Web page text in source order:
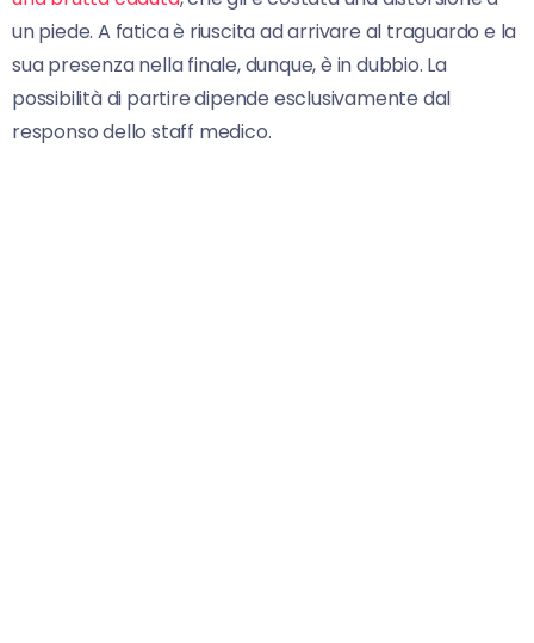
un piede. A fatica è riuscita ad arrivare al traguardo e la
sua presenza nella finale, dunque, è in dubbio. La
possibilità di partire dipende esclusivamente dal
responso dello staff medico.